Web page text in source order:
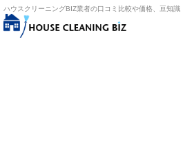
ハウスクリーニングBIZ業者の口コミ比較や価格、豆知識